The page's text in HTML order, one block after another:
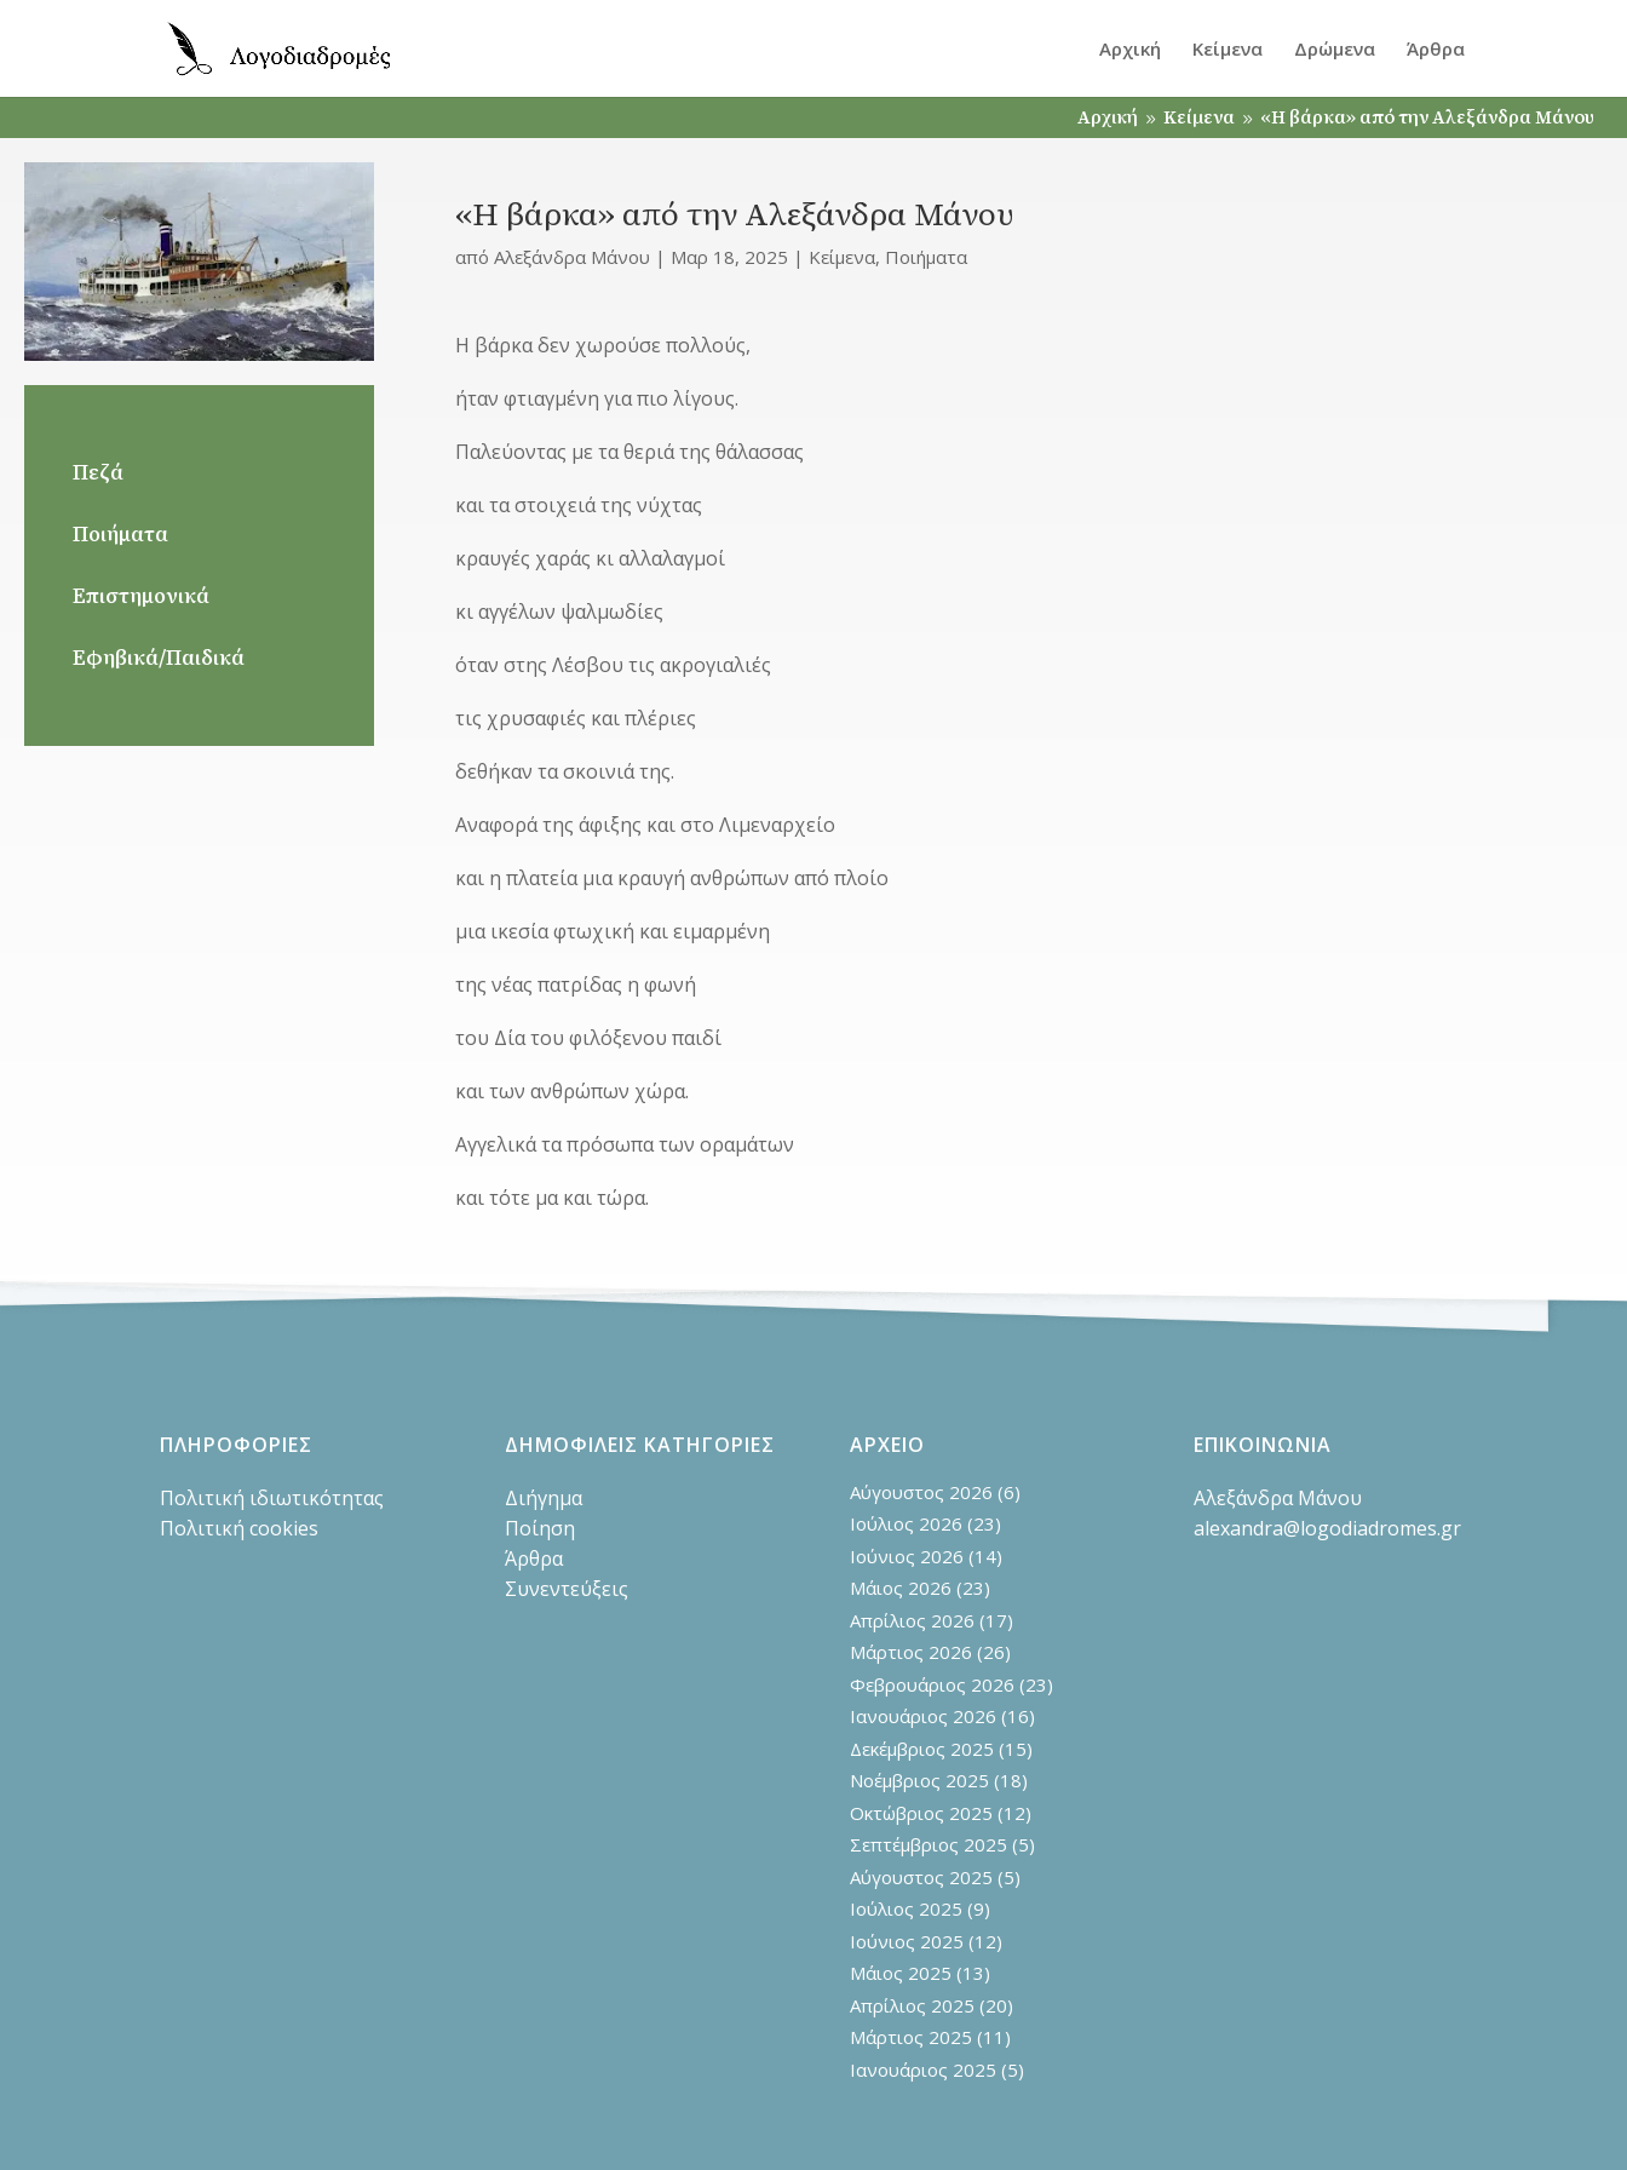
Αρχική Κείμενα Δρώμενα Άρθρα
Αρχική 9 Κείμενα 9 «Η βάρκα» από την Αλεξάνδρα Μάνου
Πεζά
Ποιήματα
Επιστημονικά
Εφηβικά/Παιδικά
«Η βάρκα» από την Αλεξάνδρα Μάνου
απόΑλεξάνδρα Μάνου | Μαρ 18, 2025 | Κείμενα, Ποιήματα
Η βάρκα δεν χωρούσε πολλούς,
ήταν φτιαγμένη για πιο λίγους.
Παλεύοντας με τα θεριά της θάλασσας
και τα στοιχειά της νύχτας
κραυγές χαράς κι αλλαλαγμοί
κι αγγέλων ψαλμωδίες
όταν στης Λέσβου τις ακρογιαλιές
τις χρυσαφιές και πλέριες
δεθήκαν τα σκοινιά της.
Αναφορά της άφιξης και στο Λιμεναρχείο
και η πλατεία μια κραυγή ανθρώπων από πλοίο
μια ικεσία φτωχική και ειμαρμένη
της νέας πατρίδας η φωνή
του Δία του φιλόξενου παιδί
και των ανθρώπων χώρα.
Αγγελικά τα πρόσωπα των οραμάτων
και τότε μα και τώρα.
ΠΛΗΡΟΦΟΡΙΕΣ
Πολιτική ιδιωτικότητας
Πολιτική cookies
ΔΗΜΟΦΙΛΕΙΣ ΚΑΤΗΓΟΡΙΕΣ
Διήγημα
Ποίηση
Άρθρα
Συνεντεύξεις
ΑΡΧΕΙΟ
Αύγουστος 2026 (6)
Ιούλιος 2026 (23)
Ιούνιος 2026 (14)
Μάιος 2026 (23)
Απρίλιος 2026 (17)
Μάρτιος 2026 (26)
Φεβρουάριος 2026 (23)
Ιανουάριος 2026 (16)
Δεκέμβριος 2025 (15)
Νοέμβριος 2025 (18)
Οκτώβριος 2025 (12)
Σεπτέμβριος 2025 (5)
Αύγουστος 2025 (5)
Ιούλιος 2025 (9)
Ιούνιος 2025 (12)
Μάιος 2025 (13)
Απρίλιος 2025 (20)
Μάρτιος 2025 (11)
Ιανουάριος 2025 (5)
ΕΠΙΚΟΙΝΩΝΙΑ
Αλεξάνδρα Μάνου
alexandra@logodiadromes.gr